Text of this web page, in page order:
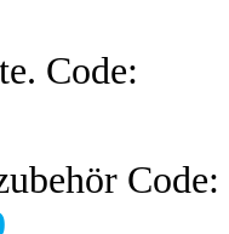
Code:
Code: